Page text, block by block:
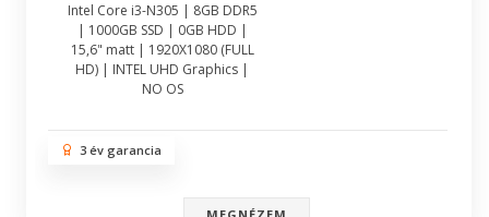
Intel Core i3-N305 | 8GB DDR5
| 1000GB SSD | 0GB HDD |
15,6" matt | 1920X1080 (FULL
HD) | INTEL UHD Graphics |
NO OS
3 év garancia